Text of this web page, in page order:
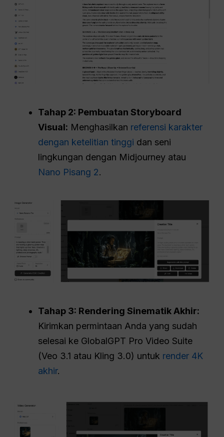
Tahap 2: Pembuatan Storyboard
Visual: Menghasilkan referensi karakter
dengan ketelitian tinggi dan seni
lingkungan dengan Midjourney atau
Nano Pisang 2.
Tahap 3: Rendering Sinematik Akhir:
Kirimkan permintaan Anda yang sudah
selesai ke GlobalGPT Pro Video Suite
(Veo 3.1 atau Kling 3.0) untuk render 4K
akhir.